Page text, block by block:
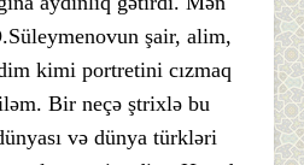
şair, alim,
kimi portretini cızmaq
Bir neçə ştrixlə bu
və dünya türkləri